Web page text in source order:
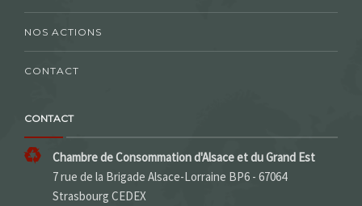
NOS ACTIONS
CONTACT
CONTACT
Chambre de Consommation d'Alsace et du Grand Est
7 rue de la Brigade Alsace-Lorraine BP6 - 67064
Strasbourg CEDEX